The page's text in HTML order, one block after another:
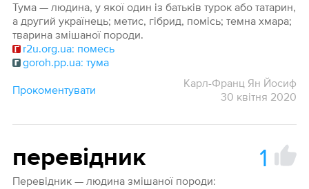
Тума — людина, у якої один із батьків турок або татарин,
а другий українець; метис, гібрид, помісь; темна хмара;
тварина змішаної породи.
r2u.org.ua: помесь
goroh.pp.ua: тума
Прокоментувати
Карл-Франц Ян Йосиф
30 квітня 2020
перевідник 1
Перевідник — людина змішаної породи: